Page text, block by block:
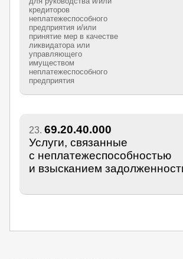
кредиторов
неплатежеспособного
предприятия и/или
принятие мер в качестве
ликвидатора или
управляющего
имуществом
неплатежеспособного
предприятия
23. 69.20.40.000
Услуги, связанные
с неплатежеспособностью
и взысканием